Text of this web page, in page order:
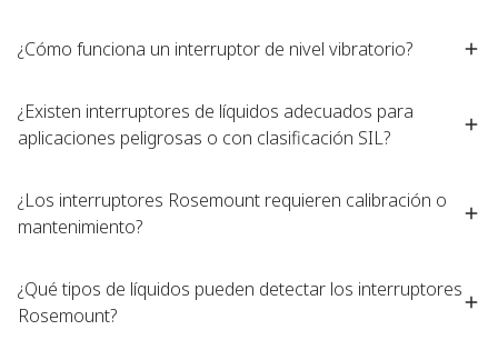
¿Cómo funciona un interruptor de nivel vibratorio? ​ ​
¿Existen interruptores de líquidos adecuados para
aplicaciones peligrosas o con clasificación SIL?
¿Los interruptores Rosemount requieren calibración o
mantenimiento?
¿Qué tipos de líquidos pueden detectar los interruptores
Rosemount?